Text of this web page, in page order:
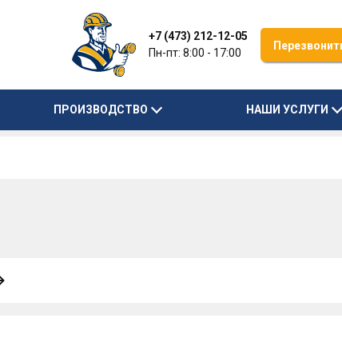
+7 (473) 212-12-05
Пн-пт: 8:00 - 17:00
ПРОИЗВОДСТВО НАШИ УСЛУГИ